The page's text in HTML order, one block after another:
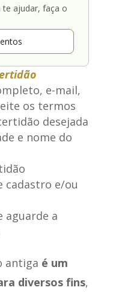
te ajudar, faça o
e-mail,
os termos
desejada
e nome do
cadastro e/ou
aguarde a
antiga é um
diversos fins,